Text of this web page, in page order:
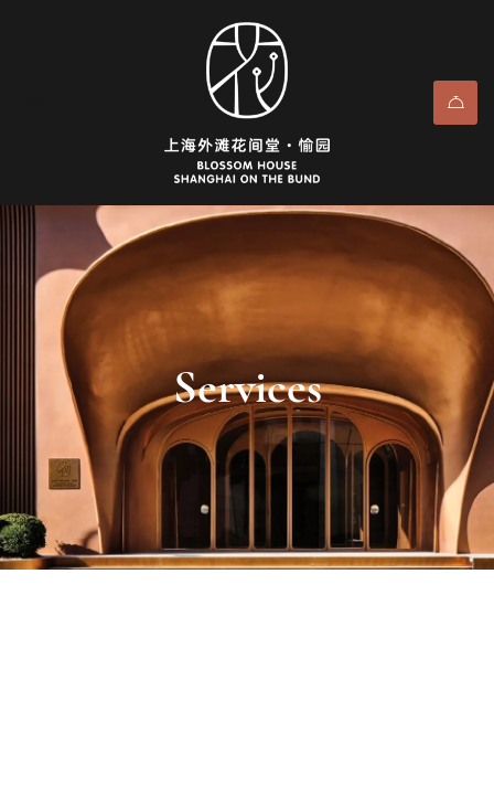
Services